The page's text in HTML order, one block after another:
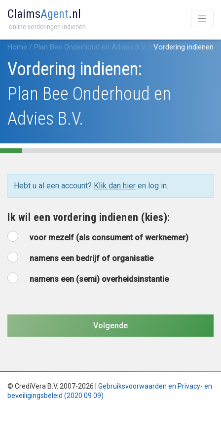
ClaimsAgent.nl
online vorderingen indienen
Home / Plan Bee Onderhoud en Advies B.V. Vordering indienen
Vordering indienen:
Plan Bee Onderhoud en
Advies B.V.
Hebt u al een account? Klik dan hier en log in.
Ik wil een vordering indienen (kies):
voor mezelf (als consument of werknemer)
namens een bedrijf of organisatie
namens een (semi) overheidsinstantie
© CrediVera B.V. 2007-2026 | Gebruiksvoorwaarden en Privacy- en
beveiligingsbeleid (2020 09 09)